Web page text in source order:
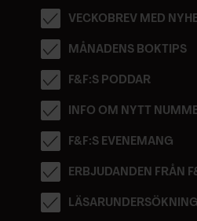
VECKOBREV MED
MÅNADENS BOKTIPS
F&F:S PODDAR
INFO OM NYTT
F&F:S EVENEMANG
ERBJUDANDEN FRÅN